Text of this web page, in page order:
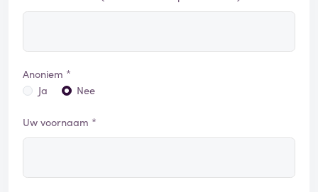
Anoniem *
Ja
Nee
Uw voornaam *